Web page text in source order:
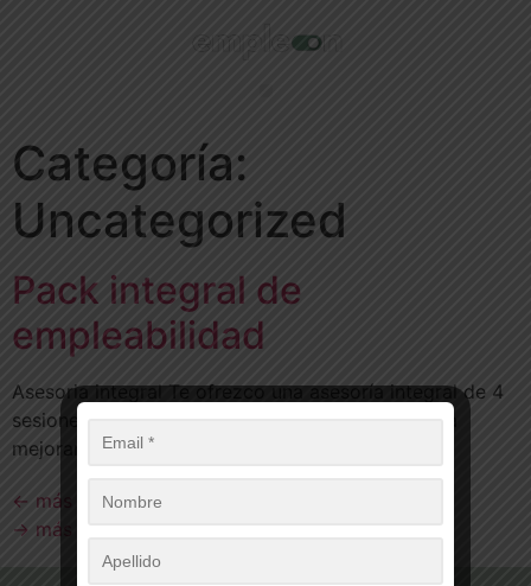
Categoría:
Uncategorized
Pack integral de
empleabilidad
Asesoria integral Te ofrezco una asesoría integral de 4
sesiones online de 1 hora (1 mes) para ayudarte a
mejorar tu […]
← más antiguas
→ más recientes